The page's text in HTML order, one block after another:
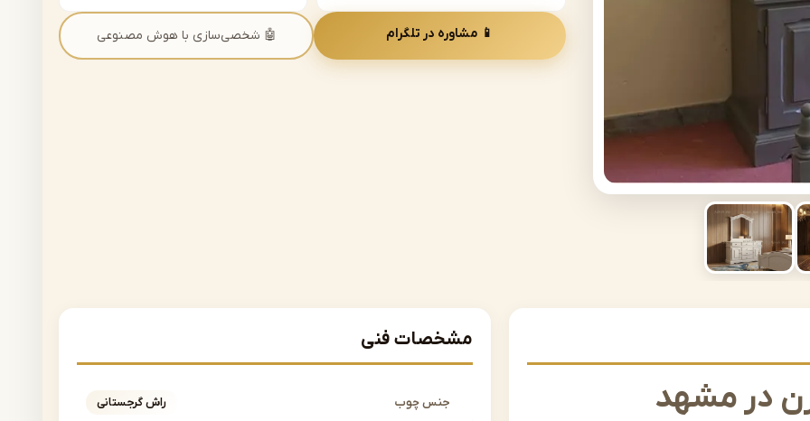
📱 مشاوره در تلگرام 🤖 شخصی‌سازی با هوش مصنوعی
در مشهد
مشخصات فنی
جنس چوب راش گرجستانی